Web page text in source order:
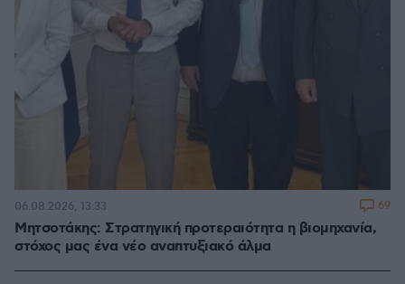
Μητσοτάκης: Στρατηγική προτεραιότητα η βιομηχανία,
στόχος μας ένα νέο αναπτυξιακό άλμα
06.08.2026, 13:33 69